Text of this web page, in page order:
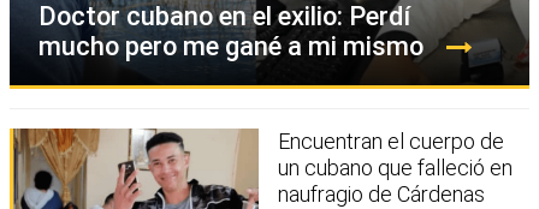
Doctor cubano en el exilio: Perdí
mucho pero me gané a mi mismo
Encuentran el cuerpo de
un cubano que falleció en
naufragio de Cárdenas